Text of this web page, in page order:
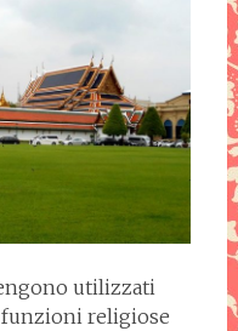
utilizzati
religiose